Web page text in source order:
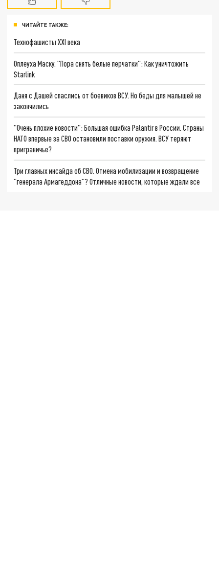
ЧИТАЙТЕ ТАКЖЕ:
Технофашисты XXI века
Оплеуха Маску. "Пора снять белые перчатки": Как уничтожить
Starlink
Даня с Дашей спаслись от боевиков ВСУ. Но беды для малышей не
закончились
"Очень плохие новости": Большая ошибка Palantir в России. Страны
НАТО впервые за СВО остановили поставки оружия. ВСУ теряют
приграничье?
Три главных инсайда об СВО. Отмена мобилизации и возвращение
"генерала Армагеддона"? Отличные новости, которые ждали все